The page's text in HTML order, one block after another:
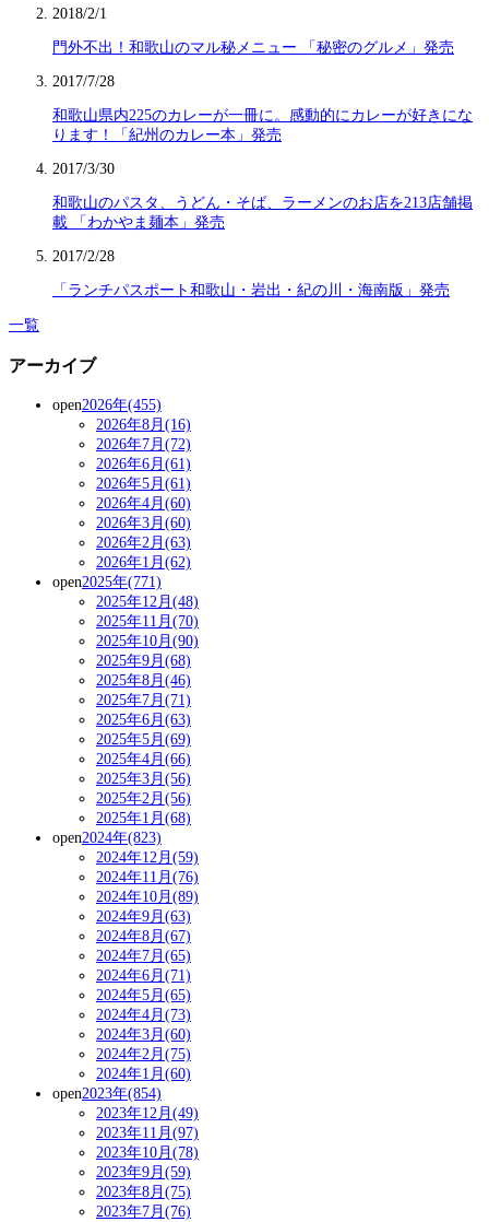
2018/2/1
門外不出！和歌山のマル秘メニュー 「秘密のグルメ」発売
2017/7/28
和歌山県内225のカレーが一冊に。感動的にカレーが好きにな
ります！「紀州のカレー本」発売
2017/3/30
和歌山のパスタ、うどん・そば、ラーメンのお店を213店舗掲
載 「わかやま麺本」発売
2017/2/28
「ランチパスポート和歌山・岩出・紀の川・海南版」発売
一覧
アーカイブ
open2026年(455)
2026年8月(16)
2026年7月(72)
2026年6月(61)
2026年5月(61)
2026年4月(60)
2026年3月(60)
2026年2月(63)
2026年1月(62)
open2025年(771)
2025年12月(48)
2025年11月(70)
2025年10月(90)
2025年9月(68)
2025年8月(46)
2025年7月(71)
2025年6月(63)
2025年5月(69)
2025年4月(66)
2025年3月(56)
2025年2月(56)
2025年1月(68)
open2024年(823)
2024年12月(59)
2024年11月(76)
2024年10月(89)
2024年9月(63)
2024年8月(67)
2024年7月(65)
2024年6月(71)
2024年5月(65)
2024年4月(73)
2024年3月(60)
2024年2月(75)
2024年1月(60)
open2023年(854)
2023年12月(49)
2023年11月(97)
2023年10月(78)
2023年9月(59)
2023年8月(75)
2023年7月(76)